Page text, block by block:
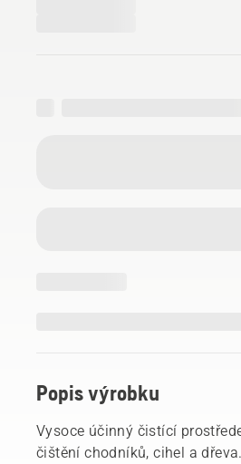
Popis výrobku
Vysoce účinný čistící
čištění chodníků, cihel a dřeva.